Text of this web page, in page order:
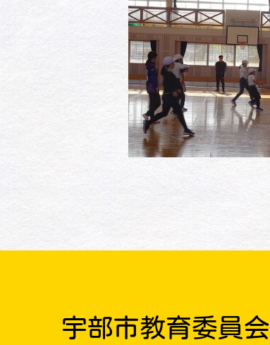
宇部市教育委員会